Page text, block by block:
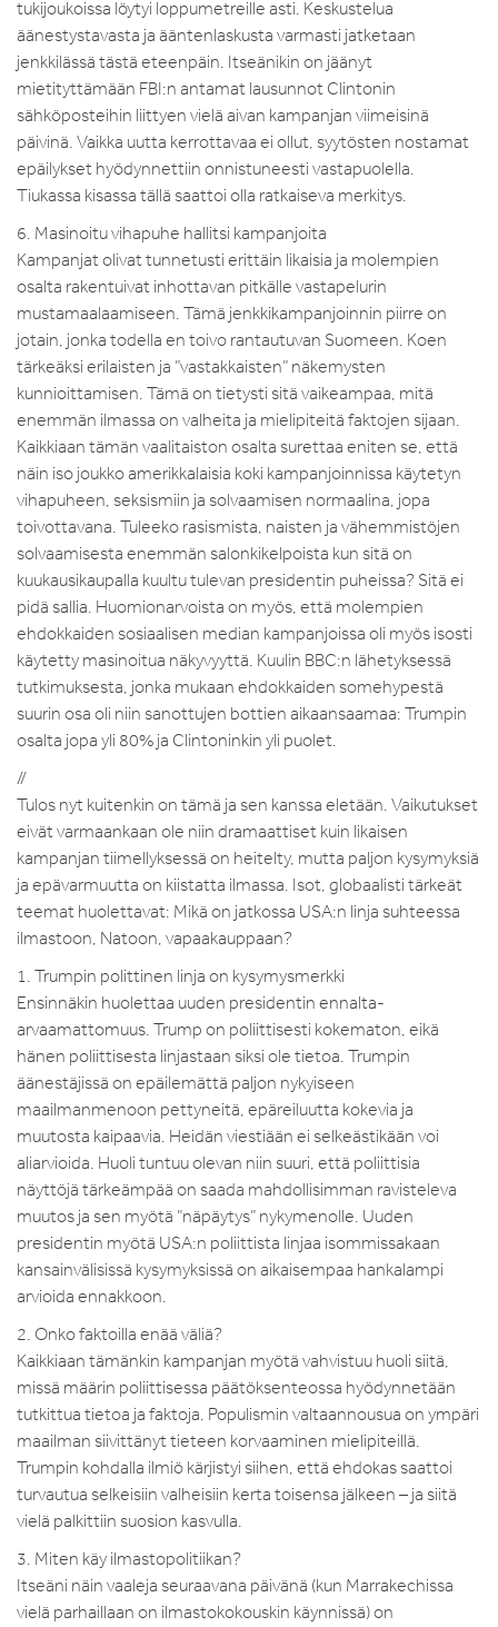
tukijoukoissa löytyi loppumetreille asti. Keskustelua
äänestystavasta ja ääntenlaskusta varmasti jatketaan
jenkkilässä tästä eteenpäin. Itseänikin on jäänyt
mietityttämään FBI:n antamat lausunnot Clintonin
sähköposteihin liittyen vielä aivan kampanjan viimeisinä
päivinä. Vaikka uutta kerrottavaa ei ollut, syytösten nostamat
epäilykset hyödynnettiin onnistuneesti vastapuolella.
Tiukassa kisassa tällä saattoi olla ratkaiseva merkitys.
6. Masinoitu vihapuhe hallitsi kampanjoita
Kampanjat olivat tunnetusti erittäin likaisia ja molempien
osalta rakentuivat inhottavan pitkälle vastapelurin
mustamaalaamiseen. Tämä jenkkikampanjoinnin piirre on
jotain, jonka todella en toivo rantautuvan Suomeen. Koen
tärkeäksi erilaisten ja ”vastakkaisten” näkemysten
kunnioittamisen. Tämä on tietysti sitä vaikeampaa, mitä
enemmän ilmassa on valheita ja mielipiteitä faktojen sijaan.
Kaikkiaan tämän vaalitaiston osalta surettaa eniten se, että
näin iso joukko amerikkalaisia koki kampanjoinnissa käytetyn
vihapuheen, seksismiin ja solvaamisen normaalina, jopa
toivottavana. Tuleeko rasismista, naisten ja vähemmistöjen
solvaamisesta enemmän salonkikelpoista kun sitä on
kuukausikaupalla kuultu tulevan presidentin puheissa? Sitä ei
pidä sallia. Huomionarvoista on myös, että molempien
ehdokkaiden sosiaalisen median kampanjoissa oli myös isosti
käytetty masinoitua näkyvyyttä. Kuulin BBC:n lähetyksessä
tutkimuksesta, jonka mukaan ehdokkaiden somehypestä
suurin osa oli niin sanottujen bottien aikaansaamaa: Trumpin
osalta jopa yli 80% ja Clintoninkin yli puolet.
//
Tulos nyt kuitenkin on tämä ja sen kanssa eletään. Vaikutukset
eivät varmaankaan ole niin dramaattiset kuin likaisen
kampanjan tiimellyksessä on heitelty, mutta paljon kysymyksiä
ja epävarmuutta on kiistatta ilmassa. Isot, globaalisti tärkeät
teemat huolettavat: Mikä on jatkossa USA:n linja suhteessa
ilmastoon, Natoon, vapaakauppaan?
1. Trumpin polittinen linja on kysymysmerkki
Ensinnäkin huolettaa uuden presidentin ennalta-
arvaamattomuus. Trump on poliittisesti kokematon, eikä
hänen poliittisesta linjastaan siksi ole tietoa. Trumpin
äänestäjissä on epäilemättä paljon nykyiseen
maailmanmenoon pettyneitä, epäreiluutta kokevia ja
muutosta kaipaavia. Heidän viestiään ei selkeästikään voi
aliarvioida. Huoli tuntuu olevan niin suuri, että poliittisia
näyttöjä tärkeämpää on saada mahdollisimman ravisteleva
muutos ja sen myötä ”näpäytys” nykymenolle. Uuden
presidentin myötä USA:n poliittista linjaa isommissakaan
kansainvälisissä kysymyksissä on aikaisempaa hankalampi
arvioida ennakkoon.
2. Onko faktoilla enää väliä?
Kaikkiaan tämänkin kampanjan myötä vahvistuu huoli siitä,
missä määrin poliittisessa päätöksenteossa hyödynnetään
tutkittua tietoa ja faktoja. Populismin valtaannousua on ympäri
maailman siivittänyt tieteen korvaaminen mielipiteillä.
Trumpin kohdalla ilmiö kärjistyi siihen, että ehdokas saattoi
turvautua selkeisiin valheisiin kerta toisensa jälkeen – ja siitä
vielä palkittiin suosion kasvulla.
3. Miten käy ilmastopolitiikan?
Itseäni näin vaaleja seuraavana päivänä (kun Marrakechissa
vielä parhaillaan on ilmastokokouskin käynnissä) on